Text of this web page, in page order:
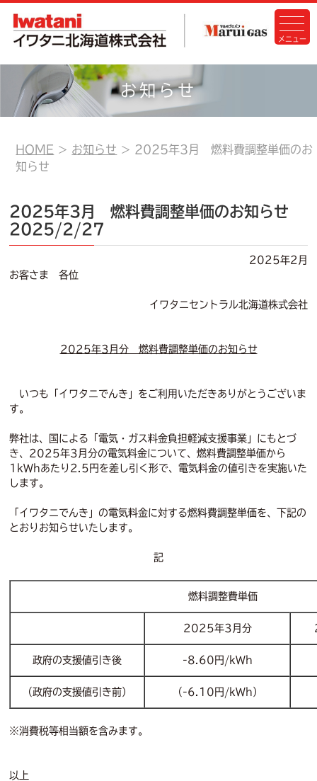
お知らせ
HOME お知らせ
2025年3月 燃料費調整単価のお
知らせ
2025年3月 燃料費調整単価のお知らせ
2025/2/27
2025年2月
お客さま 各位
イワタニセントラル北海道株式会社
2025年3月分 燃料費調整単価のお知らせ
いつも「イワタニでんき」をご利用いただきありがとうございま
す。
弊社は、国による「電気・ガス料金負担軽減支援事業」にもとづ
き、2025年3月分の電気料金について、燃料費調整単価から
1kWhあたり2.5円を差し引く形で、電気料金の値引きを実施いた
します。
「イワタニでんき」の電気料金に対する燃料費調整単価を、下記の
とおりお知らせいたします。
記
燃料調整費単価
2025年3月分
政府の支援値引き後 -8.60円/kWh
（政府の支援値引き前） （-6.10円/kWh）
※消費税等相当額を含みます。
以上